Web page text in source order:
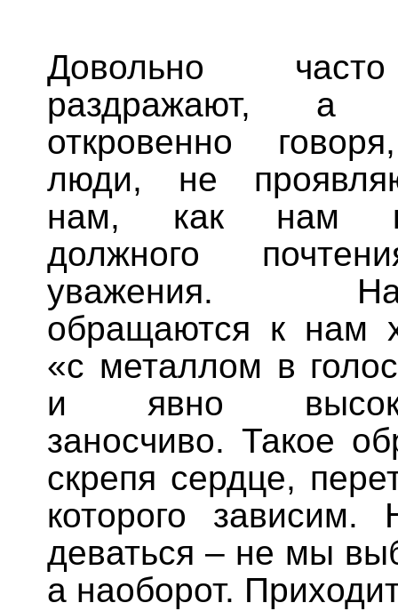
Довольно
раздражают,
откровенно
люди, не
нам, как нам
должного
уважения.
обращаются к нам
«с металлом в
и явно
заносчиво. Такое
скрепя сердце,
которого
деваться – не мы
а наоборот.